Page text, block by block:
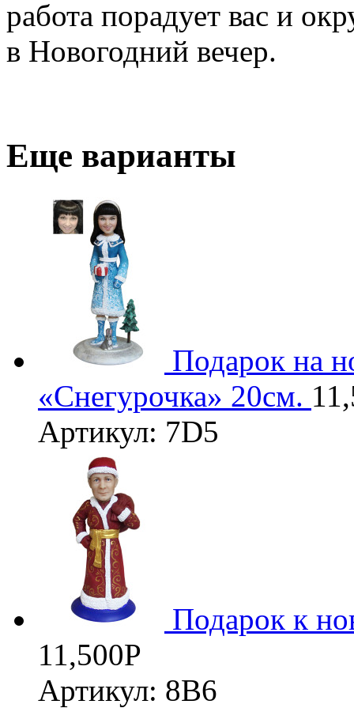
работа порадует вас и
в Новогодний вечер.
Еще варианты
3D
Подарок на
«Снегурочка» 20см.
Артикул: 7D5
Подарок к
11,500Р
Артикул: 8В6